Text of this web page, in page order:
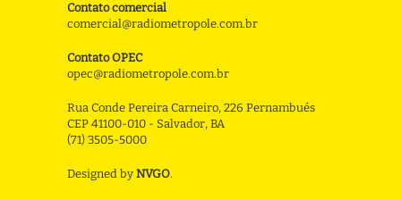
Contato comercial
comercial@radiometropole.com.br
Contato OPEC
opec@radiometropole.com.br
Rua Conde Pereira Carneiro, 226 Pernambués
CEP 41100-010 - Salvador, BA
(71) 3505-5000
Designed by NVGO.